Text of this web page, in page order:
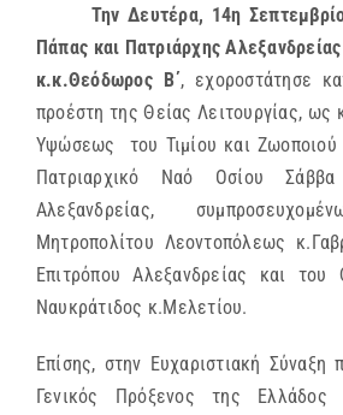
Την Δευτέρα, 14η
Πάπας και Πατριάρχης
κ.κ.Θεόδωρος Β΄, εχοροστάτησε
προέστη της Θείας Λειτουργίας, ως
Υψώσεως του Τιμίου και Ζωοποιού
Πατριαρχικό Ναό Οσίου
Αλεξανδρείας,
Μητροπολίτου Λεοντοπόλεως
Επιτρόπου Αλεξανδρείας και του
Ναυκράτιδος κ.Μελετίου.
Επίσης, στην Ευχαριστιακή Σύναξη
Γενικός Πρόξενος της Ελλάδος